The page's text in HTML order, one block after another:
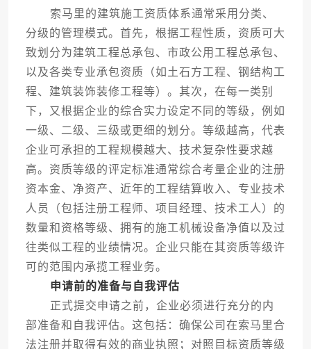
索马里的建筑施工资质体系通常采用分类、
分级的管理模式。首先，根据工程性质，资质可大
致划分为建筑工程总承包、市政公用工程总承包、
以及各类专业承包资质（如土石方工程、钢结构工
程、建筑装饰装修工程等）。其次，在每一类别
下，又根据企业的综合实力设定不同的等级，例如
一级、二级、三级或更细的划分。等级越高，代表
企业可承担的工程规模越大、技术复杂性要求越
高。资质等级的评定标准通常综合考量企业的注册
资本金、净资产、近年的工程结算收入、专业技术
人员（包括注册工程师、项目经理、技术工人）的
数量和资格等级、拥有的施工机械设备净值以及过
往类似工程的业绩情况。企业只能在其资质等级许
可的范围内承揽工程业务。
申请前的准备与自我评估
正式提交申请之前，企业必须进行充分的内
部准备和自我评估。这包括：确保公司在索马里合
法注册并取得有效的商业执照；对照目标资质等级